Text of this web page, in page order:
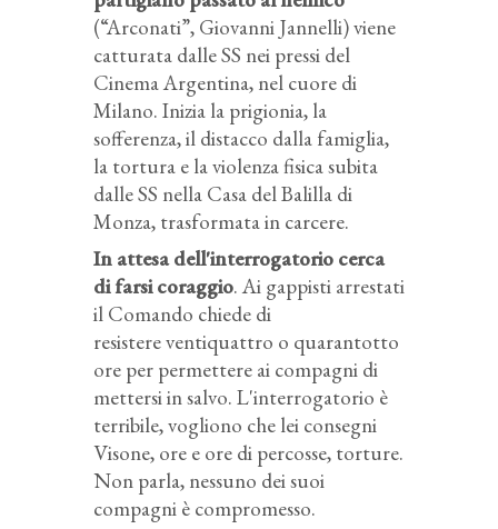
(“Arconati”, Giovanni Jannelli) viene
catturata dalle SS nei pressi del
Cinema Argentina, nel cuore di
Milano. Inizia la prigionia, la
sofferenza, il distacco dalla famiglia,
la tortura e la violenza fisica subita
dalle SS nella Casa del Balilla di
Monza, trasformata in carcere.
In attesa dell'interrogatorio cerca
di farsi coraggio. Ai gappisti arrestati
il Comando chiede di
resistere ventiquattro o quarantotto
ore per permettere ai compagni di
mettersi in salvo. L'interrogatorio è
terribile, vogliono che lei consegni
Visone, ore e ore di percosse, torture.
Non parla, nessuno dei suoi
compagni è compromesso.